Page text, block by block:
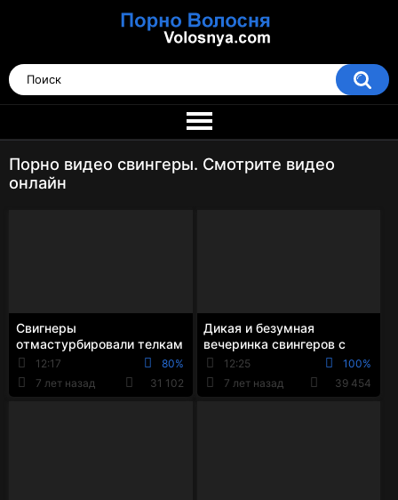
Порно видео свингеры. Смотрите видео
онлайн
Свигнеры
отмастурбировали телкам
киски и выебали их в
групповухе
12:17
80%
7 лет назад
31 102
Дикая и безумная
вечеринка свингеров с
окончанием в рот под
конец
12:25
100%
7 лет назад
39 454